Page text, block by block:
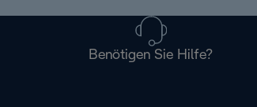
Benötigen Sie Hilfe?